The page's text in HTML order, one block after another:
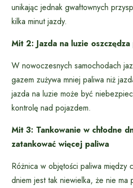
unikając jednak gwałtownych
kilka minut jazdy.
Mit 2: Jazda na luzie
W nowoczesnych samochodach
gazem zużywa mniej paliwa niż
jazda na luzie może być
kontrolę nad pojazdem.
Mit 3: Tankowanie w chłodne
zatankować więcej paliwa
Różnica w objętości paliwa między
dniem jest tak niewielka, że nie ma